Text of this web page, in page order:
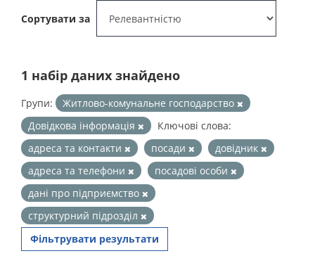
Сортувати за
1 набір даних знайдено
Групи:
Житлово-комунальне господарство
Довідкова інформація
Ключові слова:
адреса та контакти
посади
довідник
адреса та телефони
посадові особи
дані про підприємство
структурний підрозділ
Фільтрувати результати